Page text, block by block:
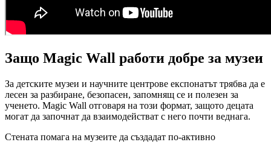
Защо Magic Wall работи добре за музеи
За детските музеи и научните центрове експонатът трябва да е
лесен за разбиране, безопасен, запомнящ се и полезен за
ученето. Magic Wall отговаря на този формат, защото децата
могат да започнат да взаимодействат с него почти веднага.
Стената помага на музеите да създадат по-активно